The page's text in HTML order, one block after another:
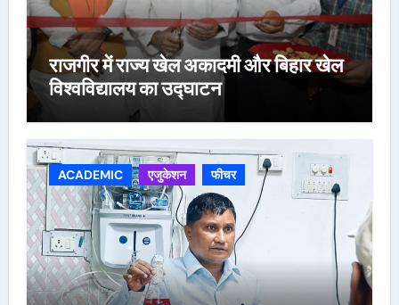
राजगीर में राज्य खेल अकादमी और बिहार खेल
विश्वविद्यालय का उद्घाटन
ACADEMIC एजुकेशन फीचर